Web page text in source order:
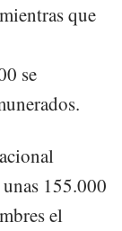
que
se
155.000
el